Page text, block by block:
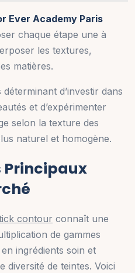
Ever Academy Paris
chaque étape une à
les textures,
matières.
d’investir dans
et d’expérimenter
selon la texture des
naturel et homogène.
contour connaît une
de gammes
ingrédients soin et
diversité de teintes. Voici